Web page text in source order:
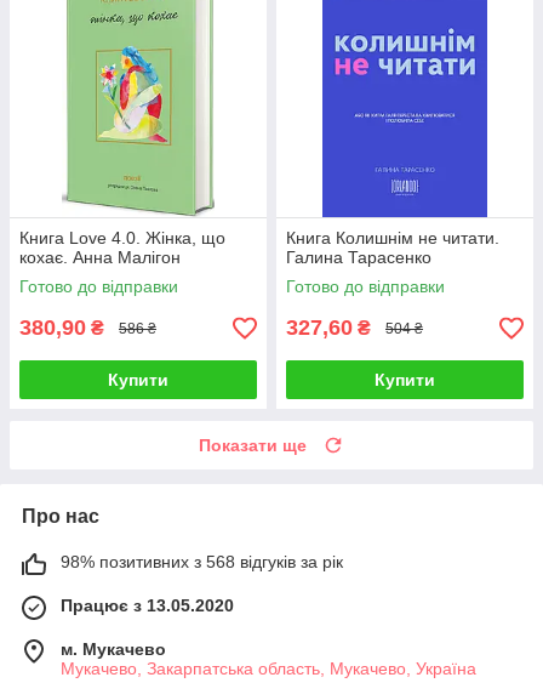
Книга Love 4.0. Жінка, що
кохає. Анна Малігон
Готово до відправки
380,90 ₴ 586 ₴
Купити
Книга Колишнім не читати.
Галина Тарасенко
Готово до відправки
327,60 ₴ 504 ₴
Купити
Показати ще
Про нас
98% позитивних з 568 відгуків за рік
Працює з 13.05.2020
м. Мукачево
Мукачево, Закарпатська область, Мукачево, Україна